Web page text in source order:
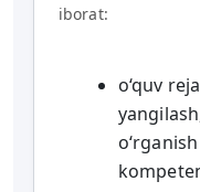
iborat:
o‘quv